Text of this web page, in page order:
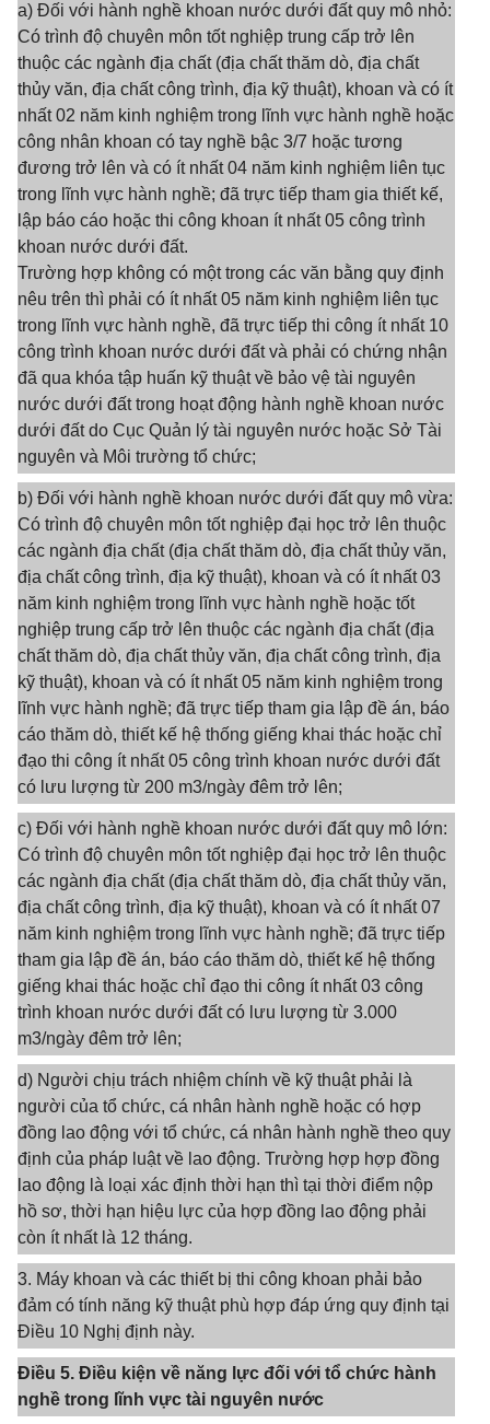
a) Đối với hành nghề khoan nước dưới đất quy mô nhỏ:
Có trình độ chuyên môn tốt nghiệp trung cấp trở lên
thuộc các ngành địa chất (địa chất thăm dò, địa chất
thủy văn, địa chất công trình, địa kỹ thuật), khoan và có ít
nhất 02 năm kinh nghiệm trong lĩnh vực hành nghề hoặc
công nhân khoan có tay nghề bậc 3/7 hoặc tương
đương trở lên và có ít nhất 04 năm kinh nghiệm liên tục
trong lĩnh vực hành nghề; đã trực tiếp tham gia thiết kế,
lập báo cáo hoặc thi công khoan ít nhất 05 công trình
khoan nước dưới đất.
Trường hợp không có một trong các văn bằng quy định
nêu trên thì phải có ít nhất 05 năm kinh nghiệm liên tục
trong lĩnh vực hành nghề, đã trực tiếp thi công ít nhất 10
công trình khoan nước dưới đất và phải có chứng nhận
đã qua khóa tập huấn kỹ thuật về bảo vệ tài nguyên
nước dưới đất trong hoạt động hành nghề khoan nước
dưới đất do Cục Quản lý tài nguyên nước hoặc Sở Tài
nguyên và Môi trường tổ chức;
b) Đối với hành nghề khoan nước dưới đất quy mô vừa:
Có trình độ chuyên môn tốt nghiệp đại học trở lên thuộc
các ngành địa chất (địa chất thăm dò, địa chất thủy văn,
địa chất công trình, địa kỹ thuật), khoan và có ít nhất 03
năm kinh nghiệm trong lĩnh vực hành nghề hoặc tốt
nghiệp trung cấp trở lên thuộc các ngành địa chất (địa
chất thăm dò, địa chất thủy văn, địa chất công trình, địa
kỹ thuật), khoan và có ít nhất 05 năm kinh nghiệm trong
lĩnh vực hành nghề; đã trực tiếp tham gia lập đề án, báo
cáo thăm dò, thiết kế hệ thống giếng khai thác hoặc chỉ
đạo thi công ít nhất 05 công trình khoan nước dưới đất
có lưu lượng từ 200 m3/ngày đêm trở lên;
c) Đối với hành nghề khoan nước dưới đất quy mô lớn:
Có trình độ chuyên môn tốt nghiệp đại học trở lên thuộc
các ngành địa chất (địa chất thăm dò, địa chất thủy văn,
địa chất công trình, địa kỹ thuật), khoan và có ít nhất 07
năm kinh nghiệm trong lĩnh vực hành nghề; đã trực tiếp
tham gia lập đề án, báo cáo thăm dò, thiết kế hệ thống
giếng khai thác hoặc chỉ đạo thi công ít nhất 03 công
trình khoan nước dưới đất có lưu lượng từ 3.000
m3/ngày đêm trở lên;
d) Người chịu trách nhiệm chính về kỹ thuật phải là
người của tổ chức, cá nhân hành nghề hoặc có hợp
đồng lao động với tổ chức, cá nhân hành nghề theo quy
định của pháp luật về lao động. Trường hợp hợp đồng
lao động là loại xác định thời hạn thì tại thời điểm nộp
hồ sơ, thời hạn hiệu lực của hợp đồng lao động phải
còn ít nhất là 12 tháng.
3. Máy khoan và các thiết bị thi công khoan phải bảo
đảm có tính năng kỹ thuật phù hợp đáp ứng quy định tại
Điều 10 Nghị định này.
Điều 5. Điều kiện về năng lực đối với tổ chức hành
nghề trong lĩnh vực tài nguyên nước